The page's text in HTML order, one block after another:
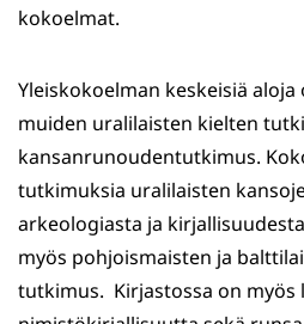
kokoelmat.
Yleiskokoelman keskeisiä
muiden uralilaisten kielten
kansanrunoudentutkimus.
tutkimuksia uralilaisten
arkeologiasta ja
myös pohjoismaisten ja
tutkimus. Kirjastossa on myös